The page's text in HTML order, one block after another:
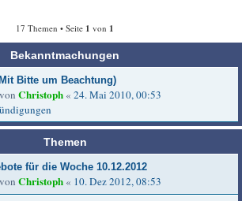
17 Themen • Seite 1 von 1
Bekanntmachungen
Bitte um Beachtung)
Christoph « 24. Mai 2010, 00:53
Themen
für die Woche 10.12.2012
Christoph « 10. Dez 2012, 08:53